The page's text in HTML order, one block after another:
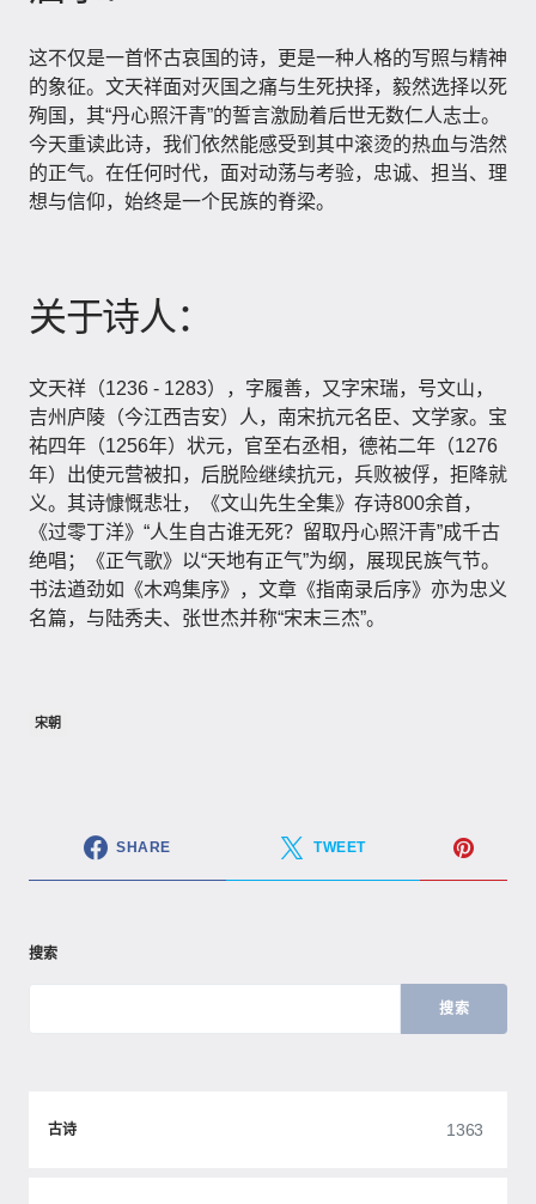
这不仅是一首怀古哀国的诗，更是一种人格的写照与精神
的象征。文天祥面对灭国之痛与生死抉择，毅然选择以死
殉国，其“丹心照汗青”的誓言激励着后世无数仁人志士。
今天重读此诗，我们依然能感受到其中滚烫的热血与浩然
的正气。在任何时代，面对动荡与考验，忠诚、担当、理
想与信仰，始终是一个民族的脊梁。
关于诗人：
文天祥（1236 - 1283），字履善，又字宋瑞，号文山，
吉州庐陵（今江西吉安）人，南宋抗元名臣、文学家。宝
祐四年（1256年）状元，官至右丞相，德祐二年（1276
年）出使元营被扣，后脱险继续抗元，兵败被俘，拒降就
义。其诗慷慨悲壮，《文山先生全集》存诗800余首，
《过零丁洋》“人生自古谁无死？留取丹心照汗青”成千古
绝唱；《正气歌》以“天地有正气”为纲，展现民族气节。
书法遒劲如《木鸡集序》，文章《指南录后序》亦为忠义
名篇，与陆秀夫、张世杰并称“宋末三杰”。
宋朝
SHARE TWEET
搜索
搜索
古诗 1363